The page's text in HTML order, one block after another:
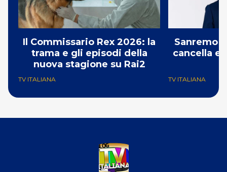
Il Commissario Rex 2026: la
trama e gli episodi della
nuova stagione su Rai2
TV ITALIANA
Sanremo
cancella e
TV ITALIANA